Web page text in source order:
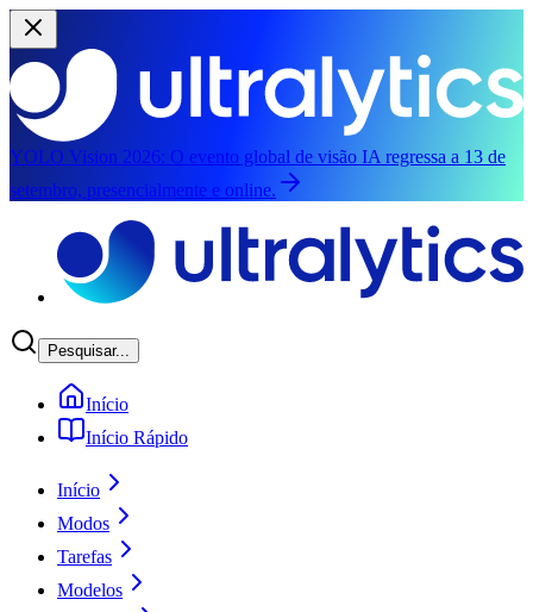
YOLO Vision 2026: O evento global de visão IA regressa a 13 de
setembro, presencialmente e online.
Pesquisar...
Início
Início Rápido
Início
Modos
Tarefas
Modelos